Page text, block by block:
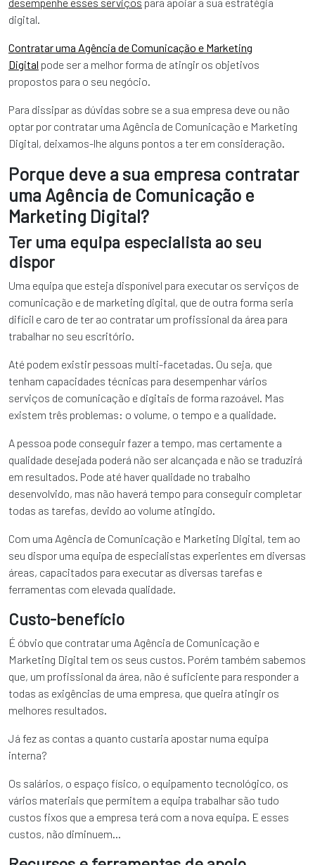
desempenhe esses serviços para apoiar a sua estratégia
digital.
Contratar uma Agência de Comunicação e Marketing
Digital pode ser a melhor forma de atingir os objetivos
propostos para o seu negócio.
Para dissipar as dúvidas sobre se a sua empresa deve ou não
optar por contratar uma Agência de Comunicação e Marketing
Digital, deixamos-lhe alguns pontos a ter em consideração.
Porque deve a sua empresa contratar
uma Agência de Comunicação e
Marketing Digital?
Ter uma equipa especialista ao seu
dispor
Uma equipa que esteja disponível para executar os serviços de
comunicação e de marketing digital, que de outra forma seria
difícil e caro de ter ao contratar um profissional da área para
trabalhar no seu escritório.
Até podem existir pessoas multi-facetadas. Ou seja, que
tenham capacidades técnicas para desempenhar vários
serviços de comunicação e digitais de forma razoável. Mas
existem três problemas: o volume, o tempo e a qualidade.
A pessoa pode conseguir fazer a tempo, mas certamente a
qualidade desejada poderá não ser alcançada e não se traduzirá
em resultados. Pode até haver qualidade no trabalho
desenvolvido, mas não haverá tempo para conseguir completar
todas as tarefas, devido ao volume atingido.
Com uma Agência de Comunicação e Marketing Digital, tem ao
seu dispor uma equipa de especialistas experientes em diversas
áreas, capacitados para executar as diversas tarefas e
ferramentas com elevada qualidade.
Custo-benefício
É óbvio que contratar uma Agência de Comunicação e
Marketing Digital tem os seus custos. Porém também sabemos
que, um profissional da área, não é suficiente para responder a
todas as exigências de uma empresa, que queira atingir os
melhores resultados.
Já fez as contas a quanto custaria apostar numa equipa
interna?
Os salários, o espaço físico, o equipamento tecnológico, os
vários materiais que permitem a equipa trabalhar são tudo
custos fixos que a empresa terá com a nova equipa. E esses
custos, não diminuem…